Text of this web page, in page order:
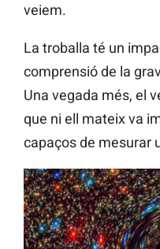
veiem.
La troballa té un
comprensió de la
Una vegada més, el
que ni ell mateix va
capaços de mesurar